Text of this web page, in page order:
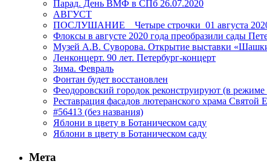
Парад. День ВМФ в СПб 26.07.2020
АВГУСТ
ПОСЛУШАНИЕ _ Четыре строчки_01 августа
Флоксы в августе 2020 года преобразили сады
Музей А.В. Суворова. Открытие выставки
Ленконцерт. 90 лет. Петербург-концерт
Зима. Февраль
Фонтан будет восстановлен
Феодоровский городок реконструируют (в
Реставрация фасадов лютеранского храма Святой
#56413 (без названия)
Яблони в цвету в Ботаническом саду
Яблони в цвету в Ботаническом саду
Мета